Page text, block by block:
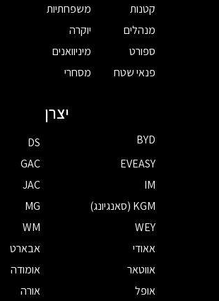
קטנות
מנהלים
ספורט
פנאי שטח
משפחתיות
יוקרה
מיניוואנים
מסחרי
יצרן
BYD
DS
EVEASY
GAC
IM
JAC
KGM (סאנגיונג)
MG
WEY
WM
אאודי
אבארט
אווטאר
אומודה
אופל
אורה